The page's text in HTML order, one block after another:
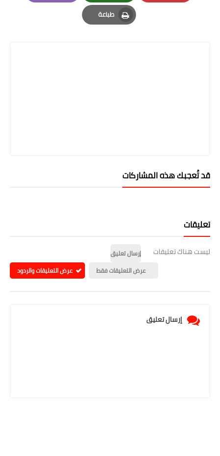
Pinterest
Whatsapp
Email
طباعة
Print
قد تُعجبك هذه المشاركات
تعليقات
ليست هناك تعليقات
إرسال تعليق
عرض التعليقات فقط
عرض التعليقات والردود
إرسال تعليق